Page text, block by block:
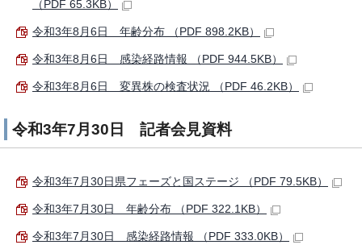
（PDF 65.3KB）
令和3年8月6日 年齢分布 （PDF 898.2KB）
令和3年8月6日 感染経路情報 （PDF 944.5KB）
令和3年8月6日 変異株の検査状況 （PDF 46.2KB）
令和3年7月30日 記者会見資料
令和3年7月30日県フェーズと国ステージ （PDF 79.5KB）
令和3年7月30日 年齢分布 （PDF 322.1KB）
令和3年7月30日 感染経路情報 （PDF 333.0KB）